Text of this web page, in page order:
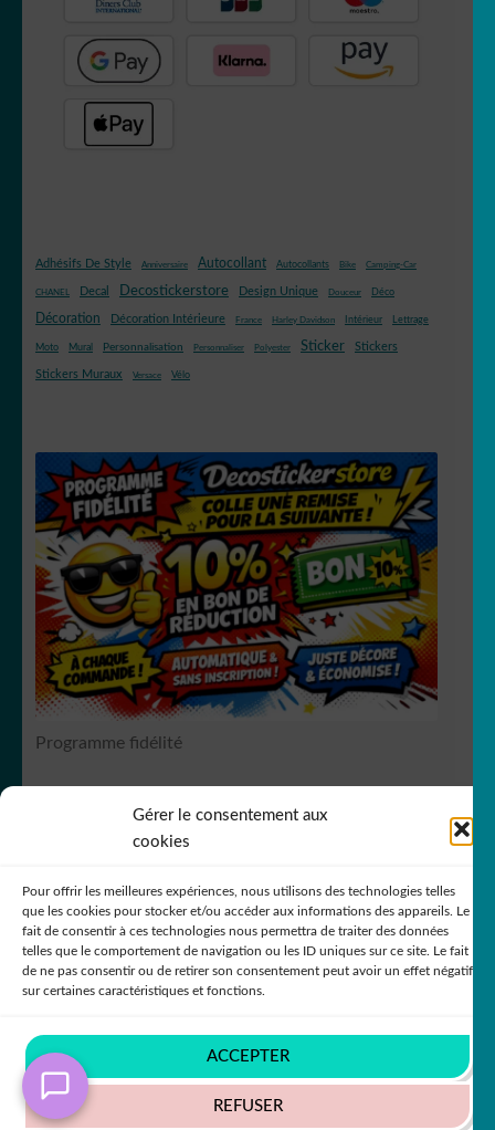
Gérer le consentement aux
cookies
Pour offrir les meilleures expériences, nous utilisons des technologies telles
que les cookies pour stocker et/ou accéder aux informations des appareils. Le
fait de consentir à ces technologies nous permettra de traiter des données
telles que le comportement de navigation ou les ID uniques sur ce site. Le fait
de ne pas consentir ou de retirer son consentement peut avoir un effet négatif
sur certaines caractéristiques et fonctions.
ACCEPTER
REFUSER
Adhésifs De Style Anniversaire Autocollant Autocollants Bike Camping-Car
CHANEL Decal Decostickerstore Design Unique Douceur Déco
Décoration Décoration Intérieure France Harley Davidson Intérieur Lettrage
Moto Mural Personnalisation Personnaliser Polyester Sticker Stickers
Stickers Muraux Versace Vélo
Programme fidélité
RCS Bergerac SIREN 751
© DecoStickerStore 2026
Politique de confidentialité